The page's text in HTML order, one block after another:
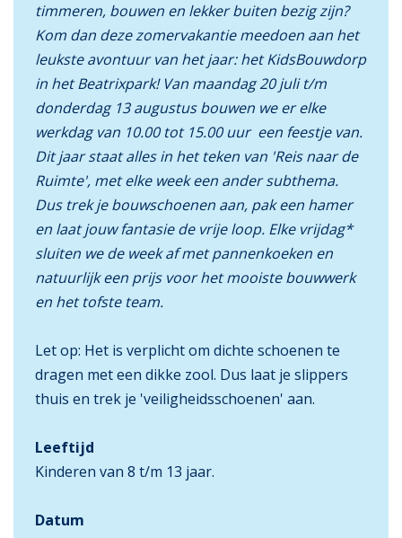
timmeren, bouwen en lekker buiten bezig zijn?
Kom dan deze zomervakantie meedoen aan het
leukste avontuur van het jaar: het KidsBouwdorp
in het Beatrixpark! Van maandag 20 juli t/m
donderdag 13 augustus bouwen we er elke
werkdag van 10.00 tot 15.00 uur een feestje van.
Dit jaar staat alles in het teken van 'Reis naar de
Ruimte', met elke week een ander subthema.
Dus trek je bouwschoenen aan, pak een hamer
en laat jouw fantasie de vrije loop. Elke vrijdag*
sluiten we de week af met pannenkoeken en
natuurlijk een prijs voor het mooiste bouwwerk
en het tofste team.
Let op: Het is verplicht om dichte schoenen te
dragen met een dikke zool. Dus laat je slippers
thuis en trek je 'veiligheidsschoenen' aan.
Leeftijd
Kinderen van 8 t/m 13 jaar.
Datum